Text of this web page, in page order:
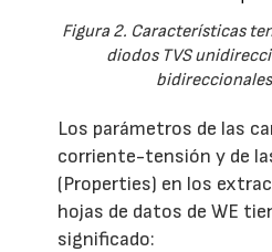
Figura 2. Características
diodos TVS
Los parámetros de las
corriente-tensión y de
(Properties) en los
hojas de datos de WE
significado: